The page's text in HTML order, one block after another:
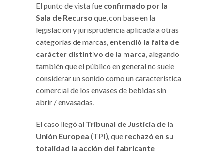
El punto de vista fue confirmado por la
Sala de Recurso que, con base en la
legislación y jurisprudencia aplicada a otras
categorías de marcas, entendió la falta de
carácter distintivo de la marca, alegando
también que el público en general no suele
considerar un sonido como un característica
comercial de los envases de bebidas sin
abrir / envasadas.
El caso llegó al Tribunal de Justicia de la
Unión Europea (TPI), que rechazó en su
totalidad la acción del fabricante